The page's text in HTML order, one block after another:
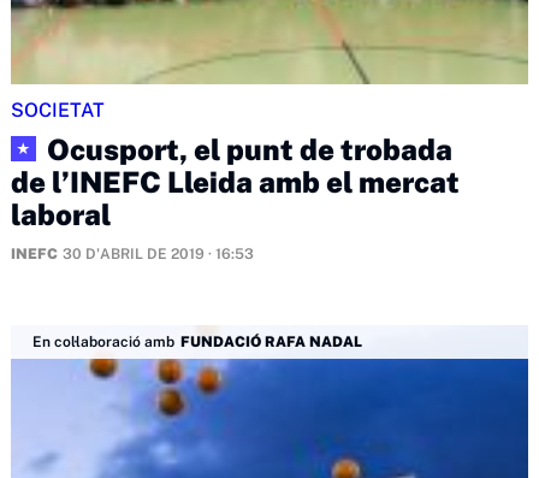
SOCIETAT
★
Ocusport, el punt de trobada
de l’INEFC Lleida amb el mercat
laboral
INEFC 30 D'ABRIL DE 2019 · 16:53
En col·laboració amb FUNDACIÓ RAFA NADAL